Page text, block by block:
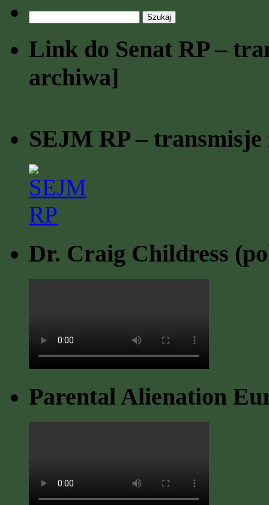
Link do Senat RP –
archiwa]
SEJM RP –
Dr. Craig Childress
Parental Alienation